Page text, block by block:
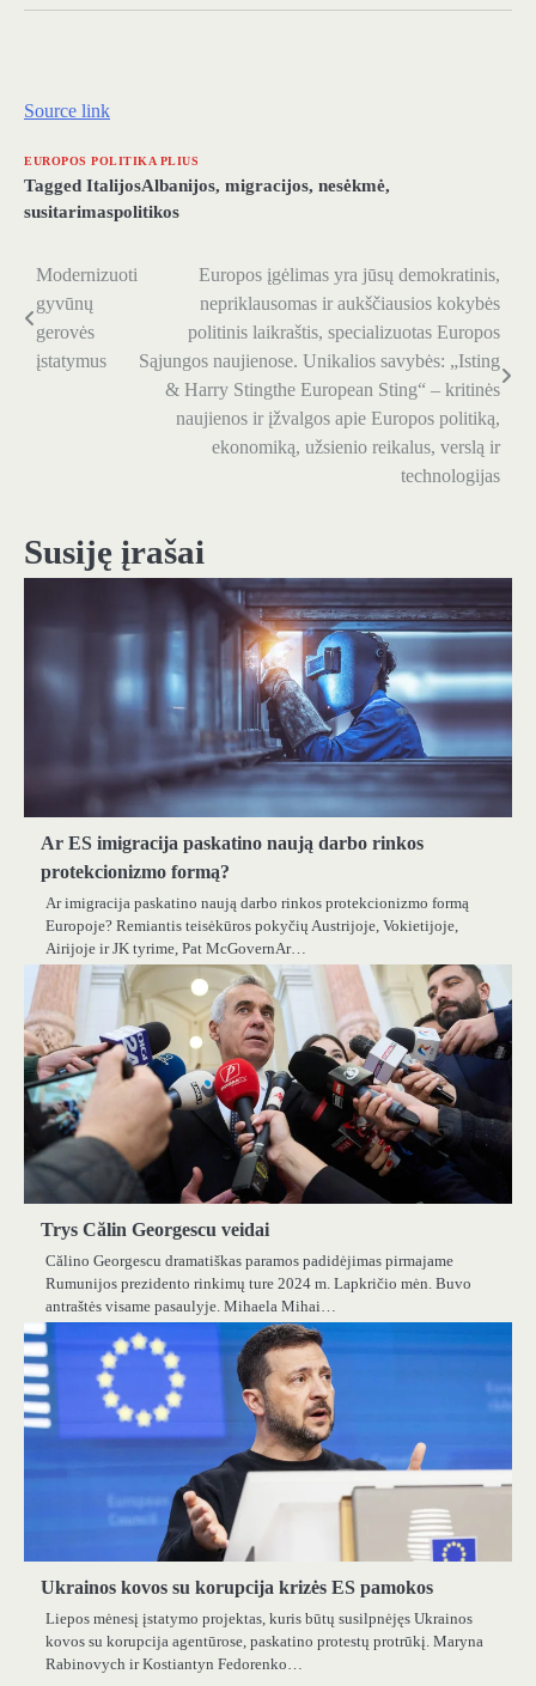
Source link
EUROPOS POLITIKA PLIUS
Tagged ItalijosAlbanijos, migracijos, nesėkmė,
susitarimaspolitikos
Navigacija
tarp
įrašų
Modernizuoti
gyvūnų
gerovės
įstatymus
Europos įgėlimas yra jūsų demokratinis,
nepriklausomas ir aukščiausios kokybės
politinis laikraštis, specializuotas Europos
Sąjungos naujienose. Unikalios savybės: „Isting
& Harry Stingthe European Sting“ – kritinės
naujienos ir įžvalgos apie Europos politiką,
ekonomiką, užsienio reikalus, verslą ir
technologijas
Susiję įrašai
Ar ES imigracija paskatino naują darbo rinkos
protekcionizmo formą?
Ar imigracija paskatino naują darbo rinkos protekcionizmo formą
Europoje? Remiantis teisėkūros pokyčių Austrijoje, Vokietijoje,
Airijoje ir JK tyrime, Pat McGovernAr…
Trys Călin Georgescu veidai
Călino Georgescu dramatiškas paramos padidėjimas pirmajame
Rumunijos prezidento rinkimų ture 2024 m. Lapkričio mėn. Buvo
antraštės visame pasaulyje. Mihaela Mihai…
Ukrainos kovos su korupcija krizės ES pamokos
Liepos mėnesį įstatymo projektas, kuris būtų susilpnėjęs Ukrainos
kovos su korupcija agentūrose, paskatino protestų protrūkį. Maryna
Rabinovych ir Kostiantyn Fedorenko…